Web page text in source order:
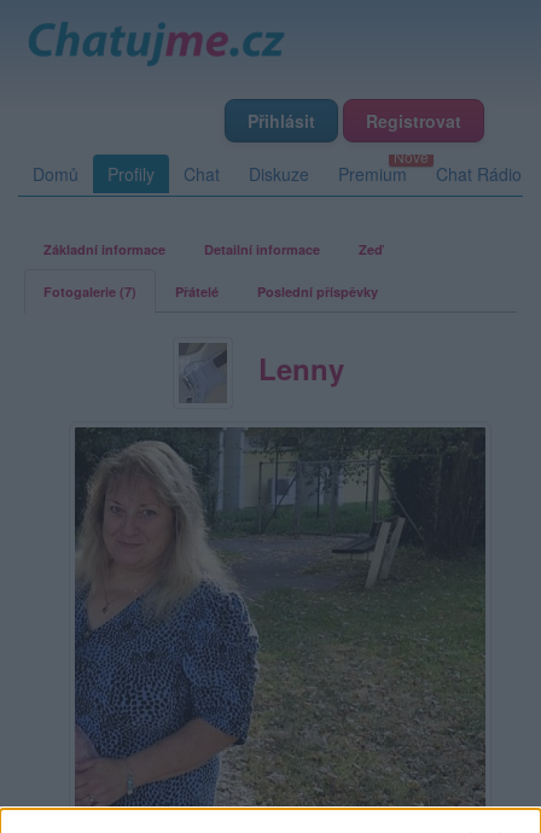
Přihlásit Registrovat
Domů Profily Chat Diskuze Premium Chat Rádio
Základní informace Detailní informace Zeď
Fotogalerie (7) Přátelé Poslední příspěvky
Lenny